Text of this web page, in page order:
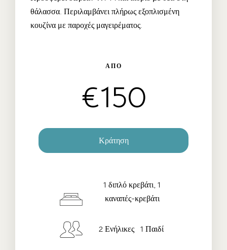
θάλασσα. Περιλαμβάνει πλήρως εξοπλισμένη
κουζίνα με παροχές μαγειρέματος.
ΑΠΌ
€150
Κράτηση
Ημ/νια Check-out
1 διπλό κρεβάτι, 1
καναπές-κρεβάτι
2 Ενήλικες 1 Παιδί